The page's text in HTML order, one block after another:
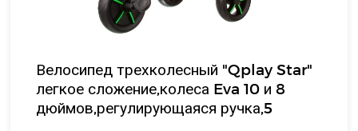
Велосипед трехколесный "Qplay Star"
легкое сложение,колеса Eva 10 и 8
дюймов,регулирующаяся ручка,5